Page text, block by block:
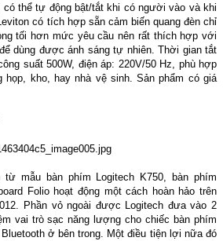
thể tự động bật/tắt khi có người vào và khi
có tích hợp sẵn cảm biến quang đèn chỉ
tối hơn mức yêu cầu nên rất thích hợp với
dùng được ánh sáng tự nhiên. Thời gian tắt
suất 500W, điện áp: 220V/50 Hz, phù hợp
họp, kho, hay nhà vệ sinh. Sản phẩm có giá
mẫu bàn phím Logitech K750, bàn phím
Folio hoạt động một cách hoàn hảo trên
Phần vỏ ngoài được Logitech đưa vào 2
vai trò sạc năng lượng cho chiếc bàn phím
ở bên trong. Một điều tiện lợi nữa đó